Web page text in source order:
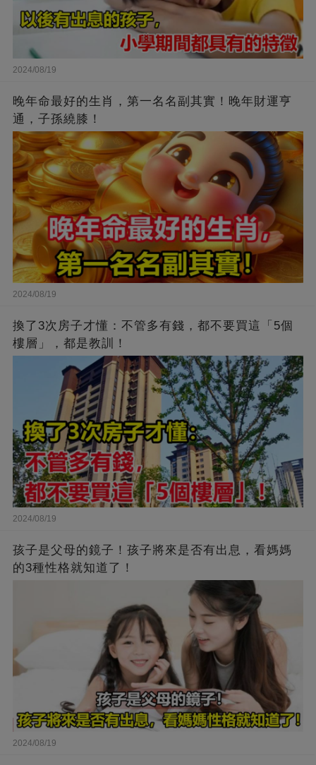
2024/08/19
晚年命最好的生肖，第一名名副其實！晚年財運亨
通，子孫繞膝！
2024/08/19
換了3次房子才懂：不管多有錢，都不要買這「5個
樓層」，都是教訓！
2024/08/19
孩子是父母的鏡子！孩子將來是否有出息，看媽媽
的3種性格就知道了！
2024/08/19